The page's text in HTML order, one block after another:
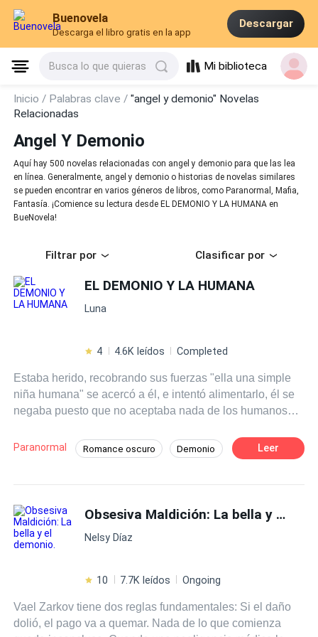
Buenovela
Descarga el libro gratis en la app
Descargar
Busca lo que quieras Mi biblioteca
Inicio / Palabras clave /"angel y demonio" Novelas
Relacionadas
Angel Y Demonio
Aquí hay 500 novelas relacionadas con angel y demonio para que las lea
en línea. Generalmente, angel y demonio o historias de novelas similares
se pueden encontrar en varios géneros de libros, como Paranormal, Mafia,
Fantasía. ¡Comience su lectura desde EL DEMONIO Y LA HUMANA en
BueNovela!
Filtrar por Clasificar por
EL DEMONIO Y LA HUMANA
Luna
4 4.6K leídos Completed
Estaba herido, recobrando sus fuerzas "ella una simple
niña humana" se acercó a él, e intentó alimentarlo, él se
negaba puesto que no aceptaba nada de los humanos
intentó cuidarlo ¡hasta que en un ataque de lobos en su
aldea, ella perdió la vida! el la volvió a la vida, utilizando
Al pasó de los años ella creció y no sólo ella, si no
también, el aprecio de ese demonio, por esa humana, al
paso de los años la veía crecer, y su interés cambiaba ,en
más, se molestaba cuando pretendientes intentaban
demonio amarla? Y más aya de eso ella ¿le
correspondería? o se alejaría de él, como él le pedía
Paranormal Romance oscuro Demonio Leer
Obsesiva Maldición: La bella y el demonio.
Nelsy Díaz
10 7.7K leídos Ongoing
Vael Zarkov tiene dos reglas fundamentales: Si el daño
dolió, el pago va a quemar. Nada de lo que comienza